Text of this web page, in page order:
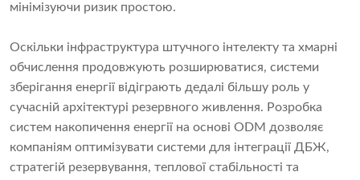
мінімізуючи ризик простою.
Оскільки інфраструктура штучного інтелекту та хмарні
обчислення продовжують розширюватися, системи
зберігання енергії відіграють дедалі більшу роль у
сучасній архітектурі резервного живлення. Розробка
систем накопичення енергії на основі ODM дозволяє
компаніям оптимізувати системи для інтеграції ДБЖ,
стратегій резервування, теплової стабільності та